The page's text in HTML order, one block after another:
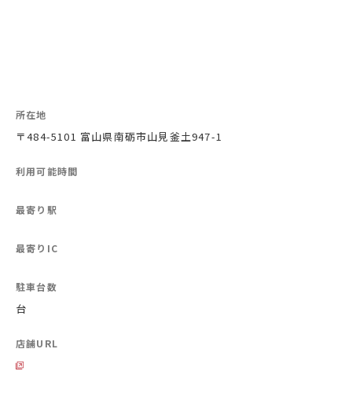
所在地
〒484-5101 富山県南砺市山見釜土947-1
利用可能時間
最寄り駅
最寄りIC
駐車台数
台
店舗URL